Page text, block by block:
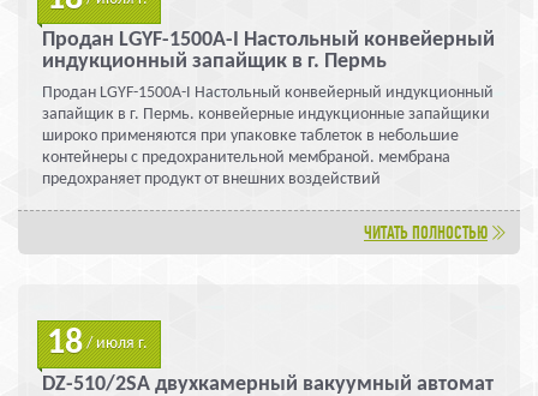
Продан LGYF-1500A-I Настольный конвейерный
индукционный запайщик в г. Пермь
Продан LGYF-1500A-I Настольный конвейерный индукционный
запайщик в г. Пермь. конвейерные индукционные запайщики
широко применяются при упаковке таблеток в небольшие
контейнеры с предохранительной мембраной. мембрана
предохраняет продукт от внешних воздействий
ЧИТАТЬ ПОЛНОСТЬЮ
18/ июля г.
DZ-510/2SA двухкамерный вакуумный автомат